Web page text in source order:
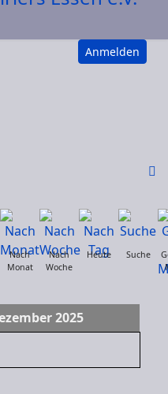
Anmelden
Nach
Monat
Nach
Woche
Heute Suche
2025